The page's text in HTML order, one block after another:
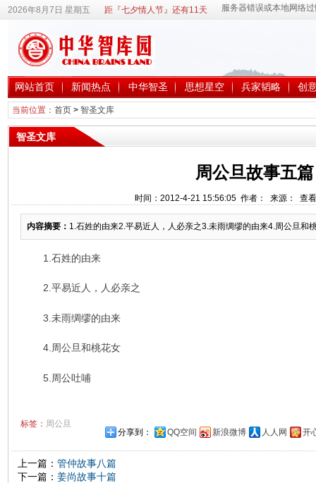
2026年8月7日 星期五 距『七夕情人节』还有11天
网站首页 新闻热点 中华智圣 思想星空 兵家韬略 创
当前位置： 首页> 智圣文库
智圣文库
周公旦故事五篇
时间：2012-4-21 15:56:05 作者： 来源： 查
内容摘要： 1.石姓的由来2.平易近人，人必亲之3.未雨绸缪的由来4.周公旦和
1.石姓的由来
2.平易近人，人必亲之
3.未雨绸缪的由来
4.周公旦和桃花女
5.周公吐哺
标签： 周公旦
分享到：
QQ空间 新浪微博 人人网 开
上一篇： 管仲故事八篇
下一篇： 姜尚故事十篇